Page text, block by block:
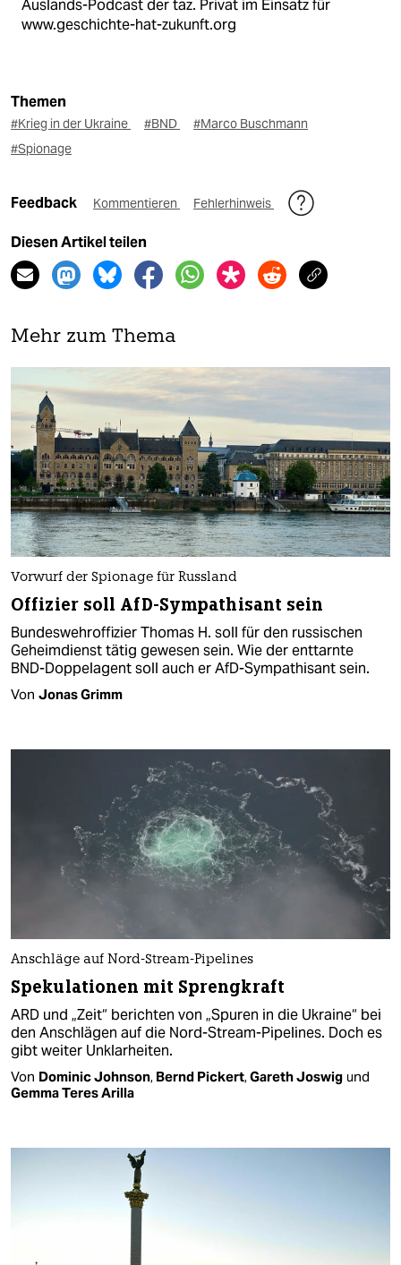
Auslands-Podcast der taz. Privat im Einsatz für
www.geschichte-hat-zukunft.org
Themen
#Krieg in der Ukraine #BND
#Marco Buschmann
#Spionage
Feedback Kommentieren Fehlerhinweis
Diesen Artikel teilen
Mehr zum Thema
Vorwurf der Spionage für Russland
Offizier soll AfD-Sympathisant sein
Bundeswehroffizier Thomas H. soll für den russischen
Geheimdienst tätig gewesen sein. Wie der enttarnte
BND-Doppelagent soll auch er AfD-Sympathisant sein.
Von Jonas Grimm
Anschläge auf Nord-Stream-Pipelines
Spekulationen mit Sprengkraft
ARD und „Zeit“ berichten von „Spuren in die Ukraine“ bei
den Anschlägen auf die Nord-Stream-Pipelines. Doch es
gibt weiter Unklarheiten.
Von Dominic Johnson, Bernd Pickert,Gareth Joswig und
Gemma Teres Arilla